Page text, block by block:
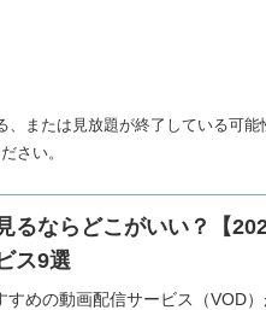
または見放題が終了している可能
さい。
るならどこがいい？【
ス9選
めの動画配信サービス（VOD）